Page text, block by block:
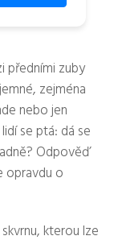
předními zuby
zejména
nebo jen
se ptá: dá se
Odpověď
opravdu o
kterou lze